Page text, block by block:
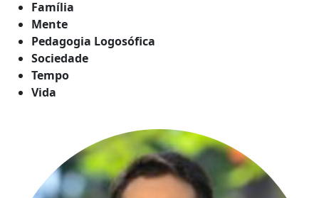
Família
Mente
Pedagogia Logosófica
Sociedade
Tempo
Vida